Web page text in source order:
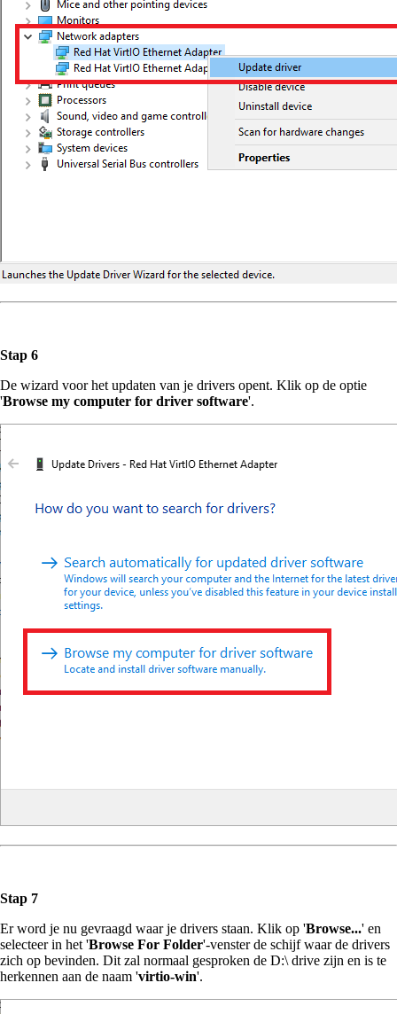
Stap 6
De wizard voor het updaten van je drivers opent. Klik op de optie
'Browse my computer for driver software'.
Stap 7
Er word je nu gevraagd waar je drivers staan. Klik op 'Browse...' en
selecteer in het 'Browse For Folder'-venster de schijf waar de drivers
zich op bevinden. Dit zal normaal gesproken de D:\ drive zijn en is te
herkennen aan de naam 'virtio-win'.